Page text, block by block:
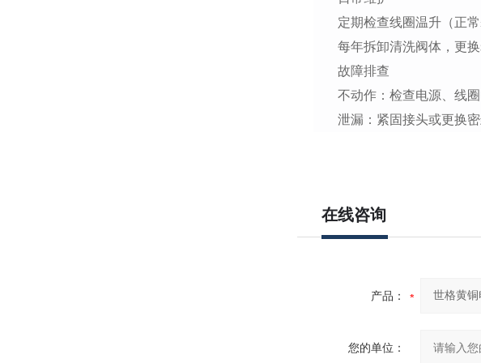
定期检查线圈温升（正
每年拆卸清洗阀体，更
故障排查
不动作：检查电源、线
泄漏 ：紧固接头或更换
在线咨询
产品：
您的单位：